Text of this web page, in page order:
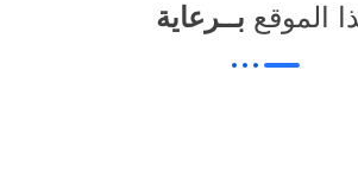
الموقع بــرعاية